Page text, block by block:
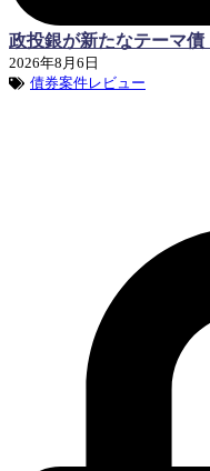
政投銀が新たなテーマ
2026年8月6日
債券案件レビュー